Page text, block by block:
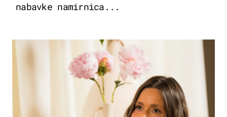
nabavke namirnica...
MODA & LJEPOTA